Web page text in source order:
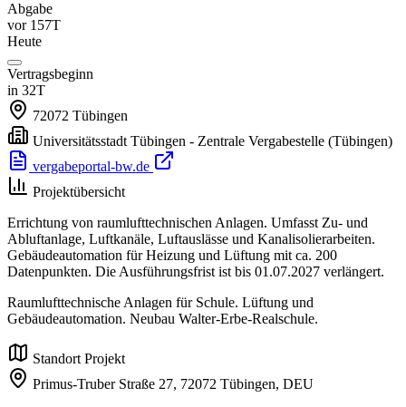
Abgabe
vor 157T
Heute
Vertragsbeginn
in 32T
72072 Tübingen
Universitätsstadt Tübingen - Zentrale Vergabestelle (Tübingen)
vergabeportal-bw.de
Projektübersicht
Errichtung von raumlufttechnischen Anlagen. Umfasst Zu- und
Abluftanlage, Luftkanäle, Luftauslässe und Kanalisolierarbeiten.
Gebäudeautomation für Heizung und Lüftung mit ca. 200
Datenpunkten. Die Ausführungsfrist ist bis 01.07.2027 verlängert.
Raumlufttechnische Anlagen für Schule. Lüftung und
Gebäudeautomation. Neubau Walter-Erbe-Realschule.
Standort Projekt
Primus-Truber Straße 27, 72072 Tübingen, DEU